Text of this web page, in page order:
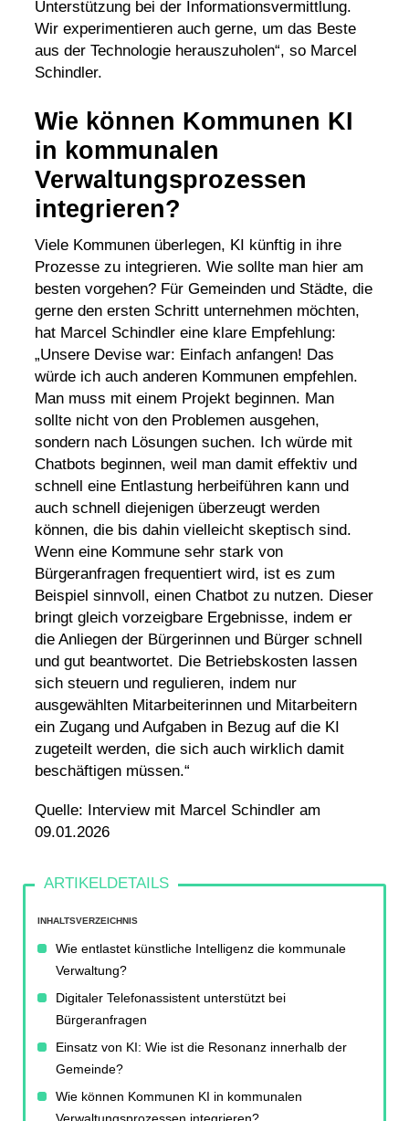
Unterstützung bei der Informationsvermittlung.
Wir experimentieren auch gerne, um das Beste
aus der Technologie herauszuholen“, so Marcel
Schindler.
Wie können Kommunen KI
in kommunalen
Verwaltungsprozessen
integrieren?
Viele Kommunen überlegen, KI künftig in ihre
Prozesse zu integrieren. Wie sollte man hier am
besten vorgehen? Für Gemeinden und Städte, die
gerne den ersten Schritt unternehmen möchten,
hat Marcel Schindler eine klare Empfehlung:
„Unsere Devise war: Einfach anfangen! Das
würde ich auch anderen Kommunen empfehlen.
Man muss mit einem Projekt beginnen. Man
sollte nicht von den Problemen ausgehen,
sondern nach Lösungen suchen. Ich würde mit
Chatbots beginnen, weil man damit effektiv und
schnell eine Entlastung herbeiführen kann und
auch schnell diejenigen überzeugt werden
können, die bis dahin vielleicht skeptisch sind.
Wenn eine Kommune sehr stark von
Bürgeranfragen frequentiert wird, ist es zum
Beispiel sinnvoll, einen Chatbot zu nutzen. Dieser
bringt gleich vorzeigbare Ergebnisse, indem er
die Anliegen der Bürgerinnen und Bürger schnell
und gut beantwortet. Die Betriebskosten lassen
sich steuern und regulieren, indem nur
ausgewählten Mitarbeiterinnen und Mitarbeitern
ein Zugang und Aufgaben in Bezug auf die KI
zugeteilt werden, die sich auch wirklich damit
beschäftigen müssen.“
Quelle: Interview mit Marcel Schindler am
09.01.2026
INHALTSVERZEICHNIS
Wie entlastet künstliche Intelligenz die kommunale
Verwaltung?
Digitaler Telefonassistent unterstützt bei
Bürgeranfragen
Einsatz von KI: Wie ist die Resonanz innerhalb der
Gemeinde?
Wie können Kommunen KI in kommunalen
Verwaltungsprozessen integrieren?